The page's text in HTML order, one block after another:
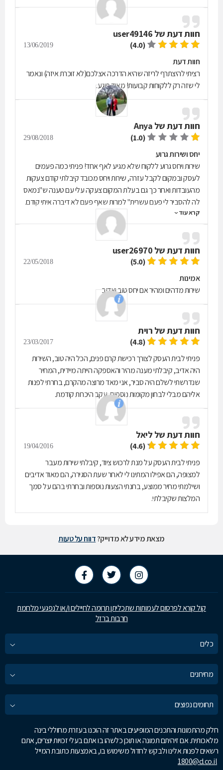
חוות דעת של user49146
(4.0)
13/06/2019
חוות דעת
רציתי להיצתרף לריזה שהיא הדרכה אצלכם(לא זוכרת איזה) ונאמר
לי שזה רק ללקוחות קבועות! מאוד פוגע..
חוות דעת של Anya
(1.0)
29/08/2018
יחס ושירות גרוע
שירות ויחס גרוע ללקוח שלא מגיע לאף אחד! פניתי כמה פעמים
לעסק ובמקום לקבל עזרה, שירות ויחס מכובד קיבלתי קודם צעקות
מהעובדות ואחר כך גם בעלת המקום צעקה עלי עם טענה ש"נמאס
לה להסביר לי פעם עשרית" למרות שאף פעם לא דיברה איתי קודם.
לא מומלץ בכלל! לא יודעים לתת שירות ויחס ללקוח!
קרא עוד
חוות דעת של user26970
(5.0)
22/05/2018
אמינות
שירות מדהים ומהיר אם יחס טוב ואדיב
חוות דעת של רוית
(4.8)
23/03/2017
פניתי לבית העסק לצורך רכישת קרם פנים, הכל היה טוב, השירות
היה אדיב, קיבלתי מענה מהיר והאספקה הייתה מיידית, המחיר
שנדרשתי לשלם היה סביר, אני מאד מרוצה מהקרם, בחרתי לפנות
אליהם מבלי לבחון מקומות נוספים, עקב היכרות קודמת.
חוות דעת של ליאל
(4.6)
19/04/2016
פניתי לבית העסק על מנת לרכוש ציוד, קיבלתי שירות מעבר
למצופה, הם אפילו המתינו לי לאחר שעת הסגירה, הם מאוד אדיבים
ושילמתי מחיר ממוצע, בחנתי הצעות נוספות ובחרתי בהם על סמך
המלצות שקיבלתי.
מצאת מידע לא מדוייק?דווח על טעות
קול קורא לפרסום לעמותות שתכליתן תרומה לחיילים ו/או לנפגעי מלחמת
חרבות ברזל
כלים
מחירונים
תחומים נפוצים
חלק מהתמונות והתכנים המופיעים באתר זה הוכנו בעזרת מחוללי בינה
מלאכותית. אם זיהיתם תמונה או תוכן כלשהו בו אתם בעלי זכויות יוצרים, אתם
רשאים לפנות אלינו ולבקש לחדול משימוש בו, באמצעות כתובת המייל
1800@d.co.il